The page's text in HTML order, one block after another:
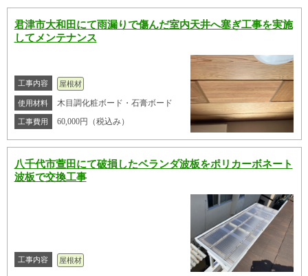
君津市大和田にて雨漏りで傷んだ室内天井へ塞ぎ工事を実施
してメンテナンス
工事内容 屋根材
使用材料 木目調化粧ボード・石膏ボード
工事費用 60,000円（税込み）
八千代市萱田にて破損したベランダ波板をポリカーボネート
波板で交換工事
工事内容 屋根材